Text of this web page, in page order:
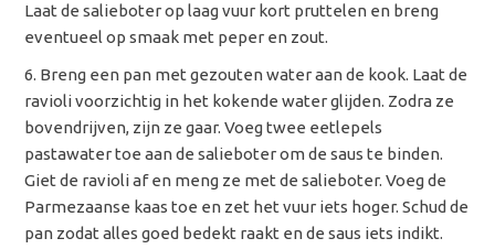
Laat de salieboter op laag vuur kort pruttelen en breng
eventueel op smaak met peper en zout.
Breng een pan met gezouten water aan de kook. Laat de
ravioli voorzichtig in het kokende water glijden. Zodra ze
bovendrijven, zijn ze gaar. Voeg twee eetlepels
pastawater toe aan de salieboter om de saus te binden.
Giet de ravioli af en meng ze met de salieboter. Voeg de
Parmezaanse kaas toe en zet het vuur iets hoger. Schud de
pan zodat alles goed bedekt raakt en de saus iets indikt.